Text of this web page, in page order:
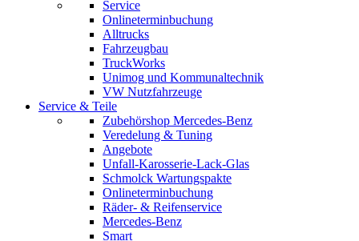
Service
Onlineterminbuchung
Alltrucks
Fahrzeugbau
TruckWorks
Unimog und Kommunaltechnik
VW Nutzfahrzeuge
Service & Teile
Zubehörshop Mercedes-Benz
Veredelung & Tuning
Angebote
Unfall-Karosserie-Lack-Glas
Schmolck Wartungspakte
Onlineterminbuchung
Räder- & Reifenservice
Mercedes-Benz
Smart